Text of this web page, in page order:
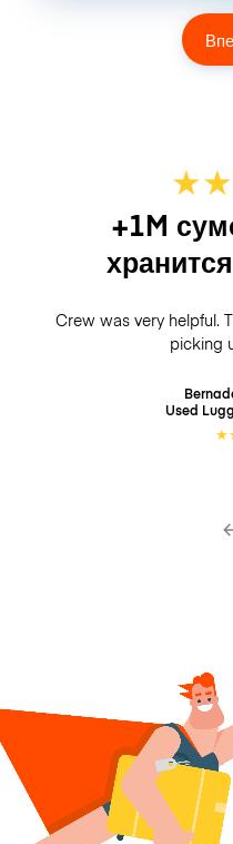
★★
+1M
хранится
Crew was very helpful.
picking
Used
★